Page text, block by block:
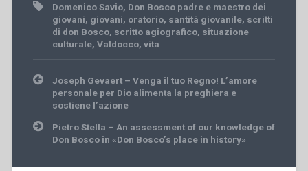
Domenico Savio, Don Bosco padre e maestro dei
giovani, giovani, oratorio, santità giovanile, scritti
di don Bosco, scritto agiografico, situazione
culturale, Valdocco, vita
Post
navigation
Joseph Gevaert – Venga il tuo Regno! L’amore
personale per Dio alimenta la preghiera e
sostiene l’azione
Pietro Stella – An assessment of our knowledge of
Don Bosco in «Don Bosco’s place in history»